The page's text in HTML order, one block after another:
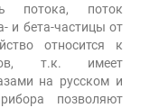
потока, поток
и бета-частицы от
относится к
т.к. имеет
на русском и
позволяют